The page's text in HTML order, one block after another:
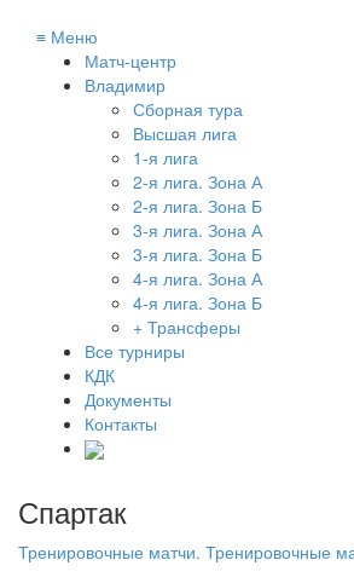
≡ Меню
Матч-центр
Владимир
Сборная тура
Высшая лига
1-я лига
2-я лига. Зона А
2-я лига. Зона Б
3-я лига. Зона А
3-я лига. Зона Б
4-я лига. Зона А
4-я лига. Зона Б
+ Трансферы
Все турниры
КДК
Документы
Контакты
Спартак
Тренировочные матчи. Тренировочные